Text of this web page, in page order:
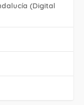
(Digital